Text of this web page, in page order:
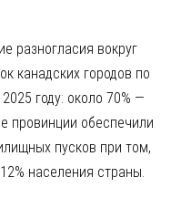
разногласия вокруг
канадских городов по
году: около 70% —
провинции обеспечили
пусков при том,
населения страны.